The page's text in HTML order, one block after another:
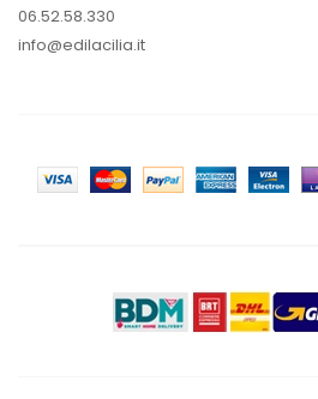
06.52.58.330
info@edilacilia.it